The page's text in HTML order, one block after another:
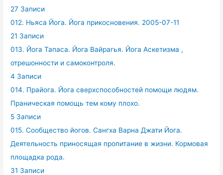
27 Записи
012. Ньяса Йога. Йога прикосновения. 2005-07-11
21 Записи
013. Йога Тапаса. Йога Вайрагья. Йога Аскетизма ,
отрешонности и самоконтроля.
4 Записи
014. Прайога. Йога сверхспособностей помощи людям.
Праническая помощь тем кому плохо.
5 Записи
015. Сообщество йогов. Сангха Варна Джати Йога.
Деятельность приносящая пропитание в жизни. Кормовая
площадка рода.
31 Записи